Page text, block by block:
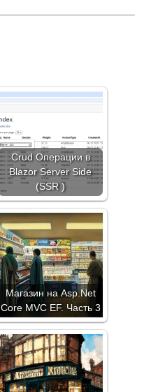
Crud Операции в
Blazor Server Side
(SSR )
Магазин на Asp.Net
Core MVC EF. Часть 3